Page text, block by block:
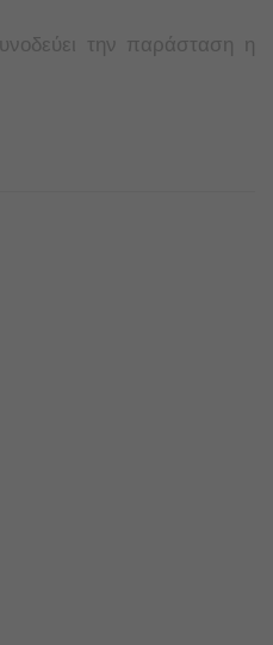
την παράσταση η